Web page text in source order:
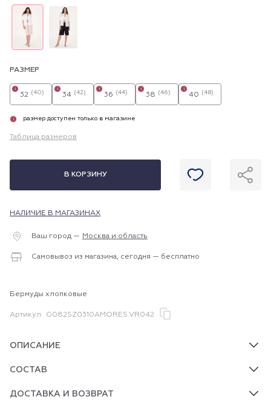
РАЗМЕР
32 (40)
i
34 (42)
i
36 (44)
i
38 (46)
i
40 (48)
i
i размер доступен только в магазине
Таблица размеров
В КОРЗИНУ
НАЛИЧИЕ В МАГАЗИНАХ
Ваш город — Москва и область
Самовывоз из магазина, сегодня — бесплатно
Бермуды хлопковые
Артикул G082SZ0310AMORES.VR042
ОПИСАНИЕ
СОСТАВ
ДОСТАВКА И ВОЗВРАТ